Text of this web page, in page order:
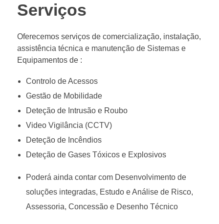
Serviços
Oferecemos serviços de comercialização, instalação,
assistência técnica e manutenção de Sistemas e
Equipamentos de :
Controlo de Acessos​
Gestão de Mobilidade
Deteção de Intrusão e Roubo
Video Vigilância (CCTV)
Deteção de Incêndios
Deteção de Gases Tóxicos e Explosivos
Poderá ainda contar com Desenvolvimento de
soluções integradas, Estudo e Análise de Risco,
Assessoria, Concessão e Desenho Técnico